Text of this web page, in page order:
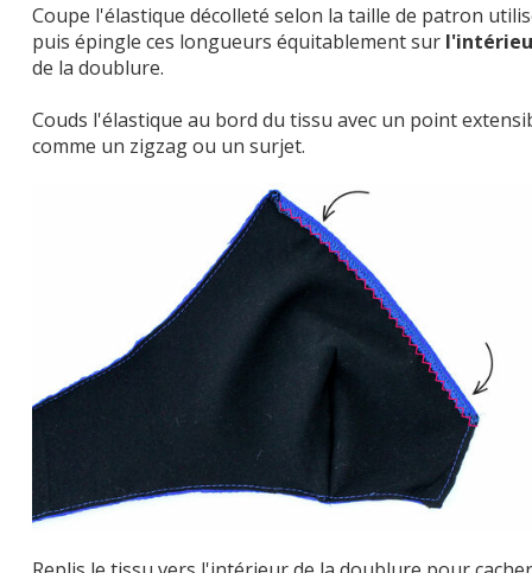
Coupe l'élastique décolleté selon la taille de patron
puis épingle ces longueurs équitablement sur
de la doublure.
Couds l'élastique au bord du tissu avec un point
comme un zigzag ou un surjet.